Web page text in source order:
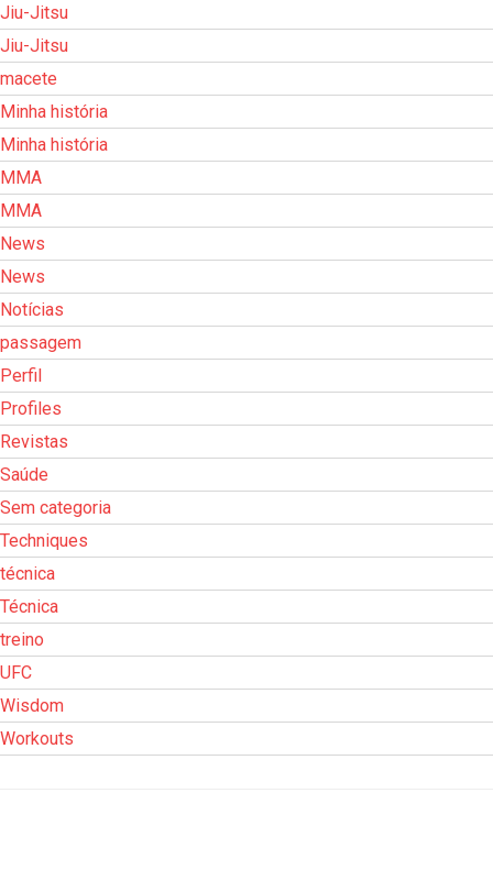
Jiu-Jitsu
Jiu-Jitsu
macete
Minha história
Minha história
MMA
MMA
News
News
Notícias
passagem
Perfil
Profiles
Revistas
Saúde
Sem categoria
Techniques
técnica
Técnica
treino
UFC
Wisdom
Workouts